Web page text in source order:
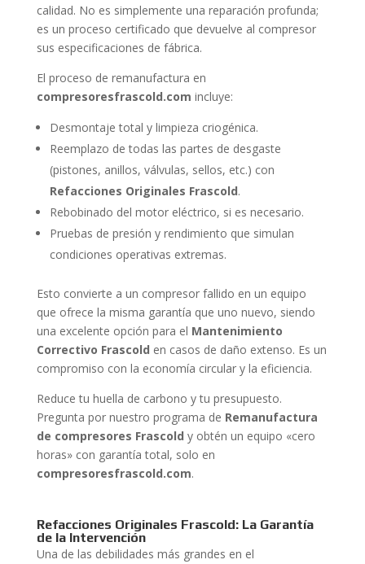
calidad. No es simplemente una reparación profunda;
es un proceso certificado que devuelve al compresor
sus especificaciones de fábrica.
El proceso de remanufactura en
compresoresfrascold.com incluye:
Desmontaje total y limpieza criogénica.
Reemplazo de todas las partes de desgaste
(pistones, anillos, válvulas, sellos, etc.) con
Refacciones Originales Frascold.
Rebobinado del motor eléctrico, si es necesario.
Pruebas de presión y rendimiento que simulan
condiciones operativas extremas.
Esto convierte a un compresor fallido en un equipo
que ofrece la misma garantía que uno nuevo, siendo
una excelente opción para el Mantenimiento
Correctivo Frascold en casos de daño extenso. Es un
compromiso con la economía circular y la eficiencia.
Reduce tu huella de carbono y tu presupuesto.
Pregunta por nuestro programa de Remanufactura
de compresores Frascold y obtén un equipo «cero
horas» con garantía total, solo en
compresoresfrascold.com.
Refacciones Originales Frascold: La Garantía
de la Intervención
Una de las debilidades más grandes en el